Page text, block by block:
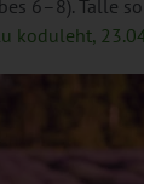
6–8). Talle
koduleht,